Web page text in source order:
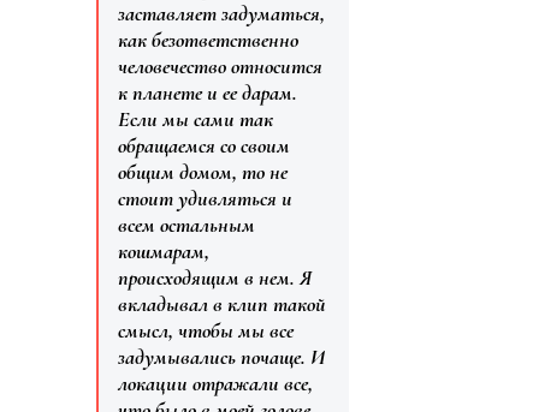
заставляет задуматься,
как безответственно
человечество относится
к планете и ее дарам.
Если мы сами так
обращаемся со своим
общим домом, то не
стоит удивляться и
всем остальным
кошмарам,
происходящим в нем. Я
вкладывал в клип такой
смысл, чтобы мы все
задумывались почаще. И
локации отражали все,